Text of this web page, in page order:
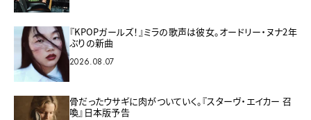
『KPOPガールズ！』ミラの歌声は彼女。オードリー・ヌナ2年
ぶりの新曲
2026.08.07
骨だったウサギに肉がついていく。『スターヴ・エイカー 召
喚』日本版予告